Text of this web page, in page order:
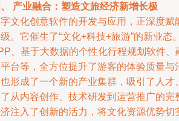
产业融合：塑造文旅经济新增长极
文化创意软件的开发与应用，正深度赋
。它催生了“文化+科技+旅游”的新业态
、基于大数据的个性化行程规划软件
台等，全方位提升了游客的体验质量与
形成了一个新的产业集群，吸引了人才
从内容创作、技术研发到运营推广的完
注入了创新的活力，将文化资源优势切